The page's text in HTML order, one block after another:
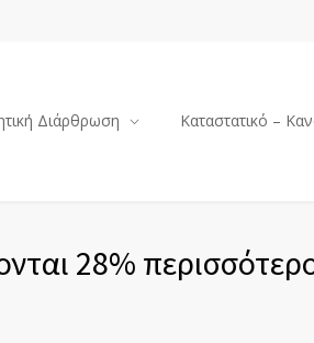
Διάρθρωση Καταστατικό –
28%